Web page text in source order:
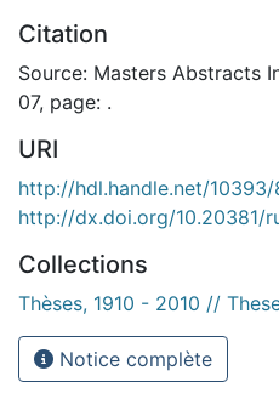
Citation
Source: Masters Abstracts
07, page: .
URI
http://hdl.handle.net/
http://dx.doi.org/10.20381/
Collections
Thèses, 1910 - 2010 //
Notice complète